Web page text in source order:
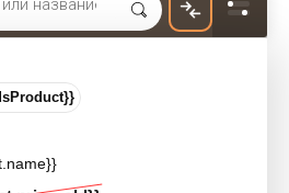
Dyralay FR6 (15.07 м2) КМ3
Interfloor